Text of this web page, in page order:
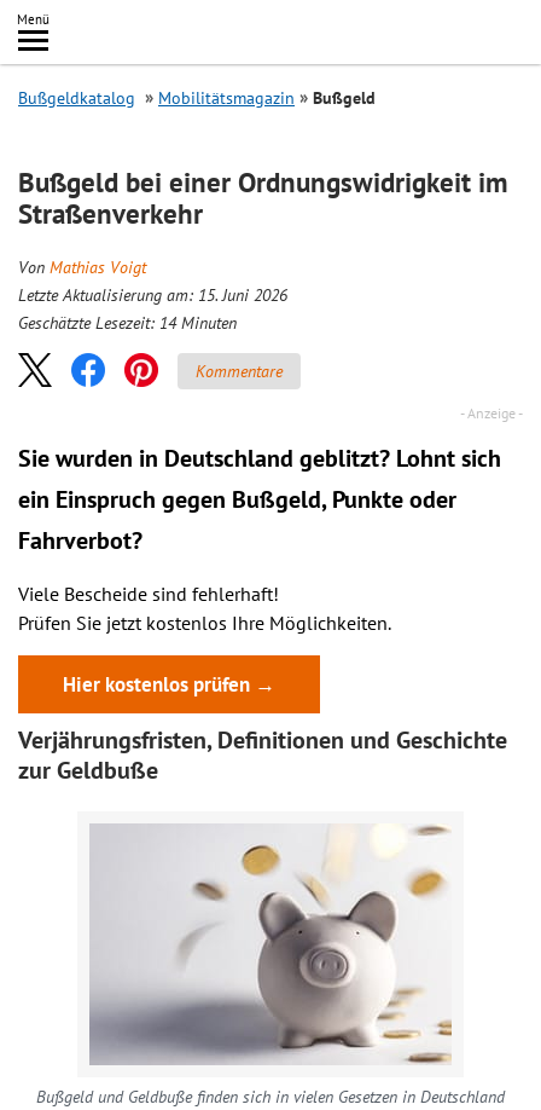
Inhalt
springen
Menü
Search
Bußgeldkatalog Mobilitätsmagazin Bußgeld
Bußgeld bei einer Ordnungswidrigkeit im
Straßenverkehr
Von Mathias Voigt
Letzte Aktualisierung am: 15. Juni 2026
Geschätzte Lesezeit: 14 Minuten
Kommentare
Sie wurden in Deutschland geblitzt? Lohnt sich
ein Einspruch gegen Bußgeld, Punkte oder
Fahrverbot?
Viele Bescheide sind fehlerhaft!
Prüfen Sie jetzt kostenlos Ihre Möglichkeiten.
Hier kostenlos prüfen →
Verjährungsfristen, Definitionen und Geschichte
zur Geldbuße
Bußgeld und Geldbuße finden sich in vielen Gesetzen in Deutschland